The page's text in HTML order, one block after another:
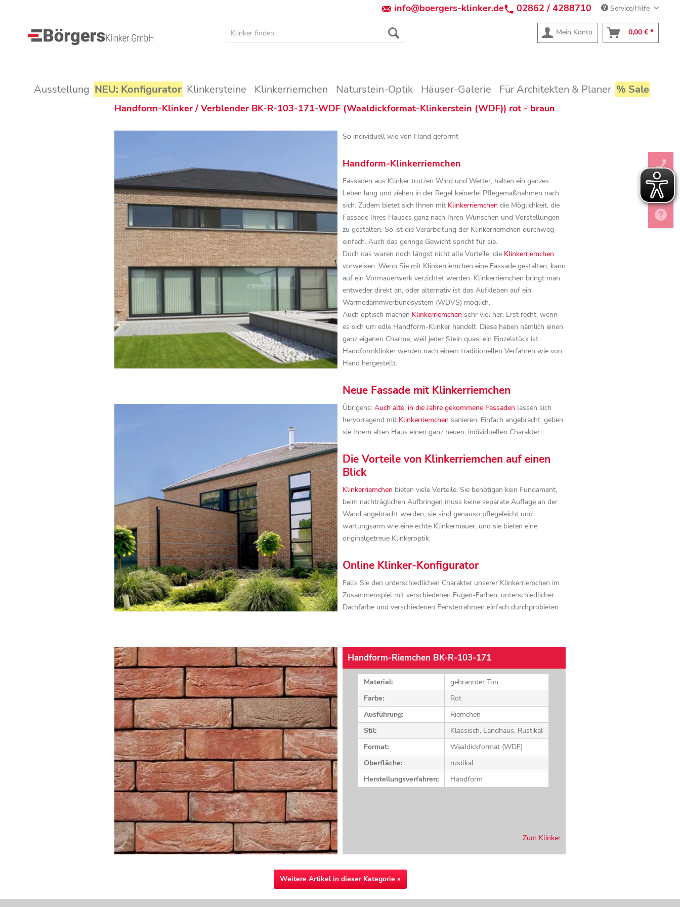
info@boergers-klinker.de 02862 / 4288710 Service/Hilfe
Mein Konto 0,00 € *
Ausstellung NEU: Konfigurator Klinkersteine Klinkerriemchen Naturstein-Optik Häuser-Galerie Für Architekten & Planer % Sale
So individuell wie von Hand geformt
Handform-Klinkerriemchen
Fassaden aus Klinker trotzen Wind und Wetter, halten ein ganzes
Leben lang und ziehen in der Regel keinerlei Pflegemaßnahmen nach
sich. Zudem bietet sich Ihnen mit Klinkerriemchen die Möglichkeit, die
Fassade Ihres Hauses ganz nach Ihren Wünschen und Vorstellungen
zu gestalten. So ist die Verarbeitung der Klinkerriemchen durchweg
einfach. Auch das geringe Gewicht spricht für sie.
Doch das waren noch längst nicht alle Vorteile, die Klinkerriemchen
vorweisen. Wenn Sie mit Klinkerriemchen eine Fassade gestalten, kann
auf ein Vormauerwerk verzichtet werden. Klinkerriemchen bringt man
entweder direkt an, oder alternativ ist das Aufkleben auf ein
Wärmedämmverbundsystem (WDVS) möglich.
Auch optisch machen Klinkerriemchen sehr viel her. Erst recht, wenn
es sich um edle Handform-Klinker handelt. Diese haben nämlich einen
ganz eigenen Charme, weil jeder Stein quasi ein Einzelstück ist.
Handformklinker werden nach einem traditionellen Verfahren wie von
Hand hergestellt.
Neue Fassade mit Klinkerriemchen
Übrigens: Auch alte, in die Jahre gekommene Fassaden lassen sich
hervorragend mit Klinkerriemchen sanieren. Einfach angebracht, geben
sie Ihrem alten Haus einen ganz neuen, individuellen Charakter.
Die Vorteile von Klinkerriemchen auf einen
Blick
Klinkerriemchen bieten viele Vorteile. Sie benötigen kein Fundament,
beim nachträglichen Aufbringen muss keine separate Auflage an der
Wand angebracht werden, sie sind genauso pflegeleicht und
wartungsarm wie eine echte Klinkermauer, und sie bieten eine
originalgetreue Klinkeroptik.
Online Klinker-Konfigurator
Falls Sie den unterschiedlichen Charakter unserer Klinkerriemchen im
Zusammenspiel mit verschiedenen Fugen-Farben, unterschiedlicher
Dachfarbe und verschiedenen Fensterrahmen einfach durchprobieren
Handform-Riemchen BK-R-103-171
Material:
gebrannter Ton
Farbe:
Rot
Ausführung:
Riemchen
Stil:
Klassisch, Landhaus, Rustikal
Format:
Waaldickformat (WDF)
Oberfläche:
rustikal
Herstellungsverfahren:
Handform
Zum Klinker
Handform-Klinker / Verblender BK-R-103-171-WDF (Waaldickformat-Klinkerstein (WDF)) rot - braun
Weitere Artikel in dieser Kategorie »